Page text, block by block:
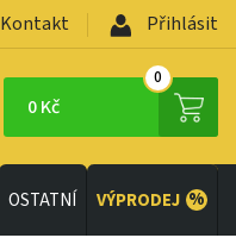
Kontakt Přihlásit
0 Kč
0
OSTATNÍ VÝPRODEJ %